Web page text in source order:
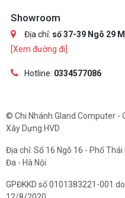
Showroom
Địa chỉ: số 37-39 Ngõ 29
[Xem đường đi]
Hotline: 0334577086
© Chi Nhánh Gland Computer -
Xây Dựng HVD
Địa chỉ: Số 16 Ngõ 16 - Phố
Đa - Hà Nội
GPĐKKD số 0101383221-001